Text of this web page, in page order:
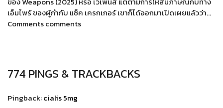
เอ็มไพร์ ของผู้กำกับ แซ็ค เครกเกอร์ เขาก็ได้ออกมาเปิดเผยแล้วว่า…
Comments comments
774 PINGS & TRACKBACKS
Pingback:cialis 5mg